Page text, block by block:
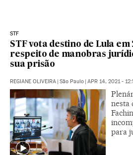
STF
STF vota destino de Lula em
respeito de manobras
sua prisão
REGIANE OLIVEIRA São Paulo APR 14, 2021 -
nesta
para